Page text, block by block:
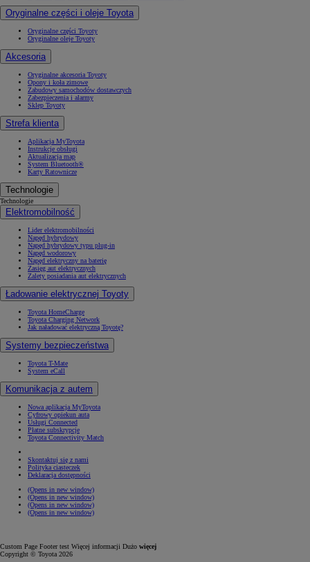
Oryginalne części i oleje Toyota
Oryginalne części Toyoty
Oryginalne oleje Toyoty
Akcesoria
Oryginalne akcesoria Toyoty
Opony i koła zimowe
Zabudowy samochodów dostawczych
Zabezpieczenia i alarmy
Sklep Toyoty
Strefa klienta
Aplikacja MyToyota
Instrukcje obsługi
Aktualizacja map
System Bluetooth®
Karty Ratownicze
Technologie
Technologie
Elektromobilność
Lider elektromobilności
Napęd hybrydowy
Napęd hybrydowy typu plug-in
Napęd wodorowy
Napęd elektryczny na baterię
Zasięg aut elektrycznych
Zalety posiadania aut elektrycznych
Ładowanie elektrycznej Toyoty
Toyota HomeCharge
Toyota Charging Network
Jak naładować elektryczną Toyotę?
Systemy bezpieczeństwa
Toyota T-Mate
System eCall
Komunikacja z autem
Nowa aplikacja MyToyota
Cyfrowy opiekun auta
Usługi Connected
Płatne subskrypcje
Toyota Connectivity Match
Skontaktuj się z nami
Polityka ciasteczek
Deklaracja dostępności
(Opens in new window)
(Opens in new window)
(Opens in new window)
(Opens in new window)
Custom Page Footer test Więcej informacji Dużo więcej
Copyright © Toyota 2026